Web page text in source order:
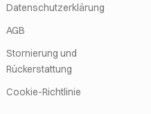
Datenschutzerklärung
AGB
Stornierung und
Rückerstattung
Cookie-Richtlinie